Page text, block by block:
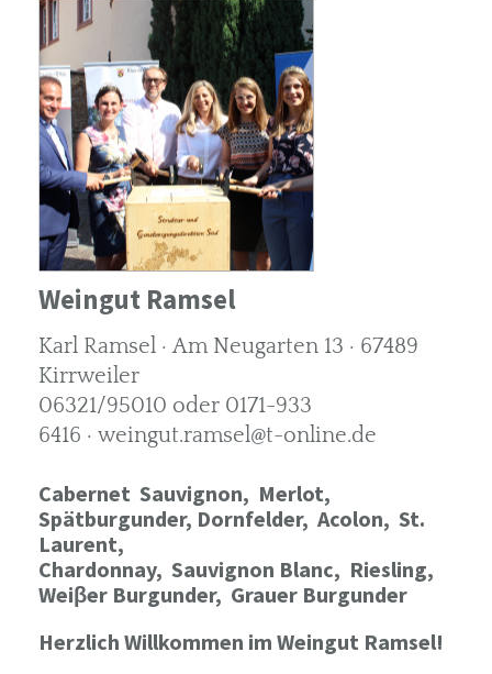
Weingut Ramsel
Karl Ramsel · Am Neugarten 13 · 67489
Kirrweiler
06321/95010 oder 0171-933
6416 · weingut.ramsel@t-online.de
Cabernet Sauvignon, Merlot,
Spätburgunder, Dornfelder, Acolon, St.
Laurent,
Chardonnay, Sauvignon Blanc, Riesling,
Weiβer Burgunder, Grauer Burgunder
Herzlich Willkommen im Weingut Ramsel!